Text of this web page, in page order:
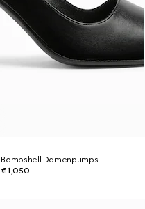
Bombshell Damenpumps
€1,050